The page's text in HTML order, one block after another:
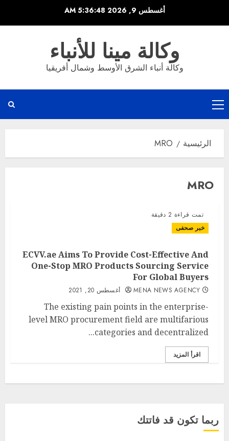
أغسطس 9, 2026 5:36:48 AM
وكالة مينا للأنباء
وكالة أنباء الشرق الأوسط وشمال أفريقيا
القائمة
الرئيسية
الرئيسية MRO
MRO
تمت قراءة 2 دقيقة
خبر صحفى
ECVV.ae Aims To Provide Cost-Effective And
One-Stop MRO Products Sourcing Service
For Global Buyers
MENA NEWS AGENCY أغسطس 20, 2021
The existing pain points in the enterprise-
level MRO procurement field are multifarious
categories and decentralized...
اقرأ المزيد
ربما تكون قد فاتتك